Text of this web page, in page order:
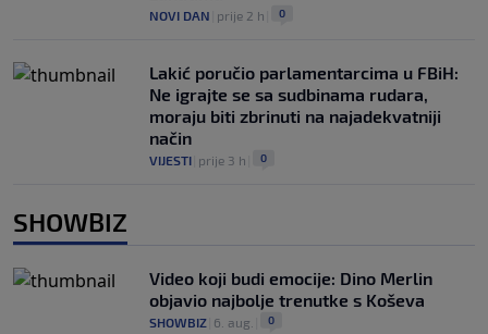
NOVI DAN prije 2 h 0
Lakić poručio parlamentarcima u FBiH:
Ne igrajte se sa sudbinama rudara,
moraju biti zbrinuti na najadekvatniji
način
VIJESTI prije 3 h 0
SHOWBIZ
Video koji budi emocije: Dino Merlin
objavio najbolje trenutke s Koševa
SHOWBIZ 6. aug. 0